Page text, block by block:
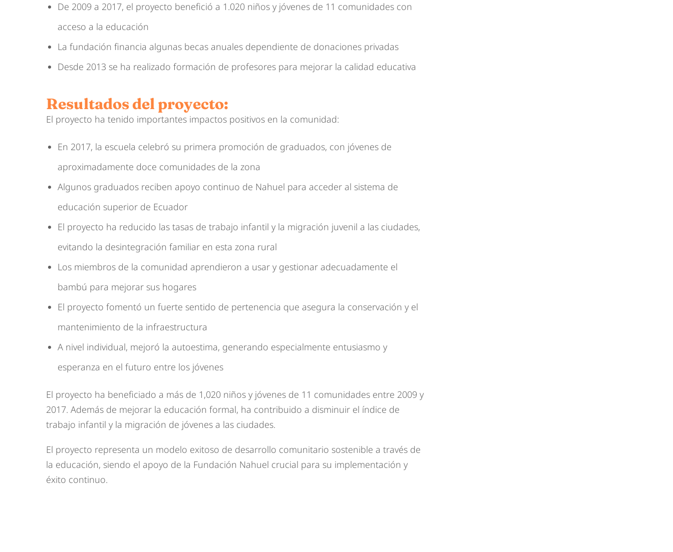
De 2009 a 2017, el proyecto benefició a 1.020 niños y jóvenes de 11 comunidades con
acceso a la educación
La fundación financia algunas becas anuales dependiente de donaciones privadas
Desde 2013 se ha realizado formación de profesores para mejorar la calidad educativa
Resultados del proyecto:
El proyecto ha tenido importantes impactos positivos en la comunidad:
En 2017, la escuela celebró su primera promoción de graduados, con jóvenes de
aproximadamente doce comunidades de la zona
Algunos graduados reciben apoyo continuo de Nahuel para acceder al sistema de
educación superior de Ecuador
El proyecto ha reducido las tasas de trabajo infantil y la migración juvenil a las ciudades,
evitando la desintegración familiar en esta zona rural
Los miembros de la comunidad aprendieron a usar y gestionar adecuadamente el
bambú para mejorar sus hogares
El proyecto fomentó un fuerte sentido de pertenencia que asegura la conservación y el
mantenimiento de la infraestructura
A nivel individual, mejoró la autoestima, generando especialmente entusiasmo y
esperanza en el futuro entre los jóvenes
El proyecto ha beneficiado a más de 1,020 niños y jóvenes de 11 comunidades entre 2009 y
2017. Además de mejorar la educación formal, ha contribuido a disminuir el índice de
trabajo infantil y la migración de jóvenes a las ciudades.
El proyecto representa un modelo exitoso de desarrollo comunitario sostenible a través de
la educación, siendo el apoyo de la Fundación Nahuel crucial para su implementación y
éxito continuo.